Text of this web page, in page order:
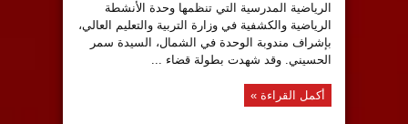
الرياضية المدرسية التي تنظمها وحدة الأنشطة
الرياضية والكشفية في وزارة التربية والتعليم العالي،
بإشراف مندوبة الوحدة في الشمال، السيدة سمر
الحسيني. وقد شهدت بطولة قضاء ...
أكمل القراءة »